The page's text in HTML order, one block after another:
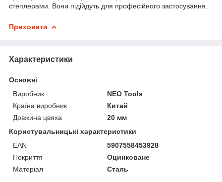
степлерами. Вони підійдуть для професійного застосування.
Приховати
Характеристики
Основні
Виробник
NEO Tools
Країна виробник
Китай
Довжина цвяха
20 мм
Користувальницькі характеристики
EAN
5907558453928
Покриття
Оцинковане
Матеріал
Сталь